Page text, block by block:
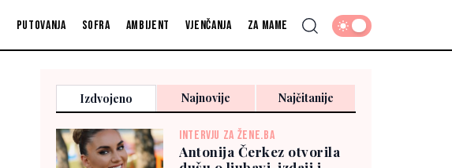
Putovanja Sofra Ambijent Vjenčanja Za mame
Izdvojeno Najnovije Najčitanije
INTERVJU ZA ŽENE.BA
Antonija Čerkez otvorila